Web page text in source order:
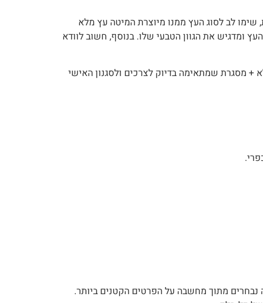
ועמיד. ראשית, שימו לב לסוג העץ ממנו מיוצרת המיטה עץ מלא
ומדגיש את הגוון הטבעי שלו. בנוסף, חשוב לוודא
+ מסגרת שמתאימה בדיוק לצרכים ולסגנון האישי
נבחרים מתוך מחשבה על הפרטים הקטנים ביותר.